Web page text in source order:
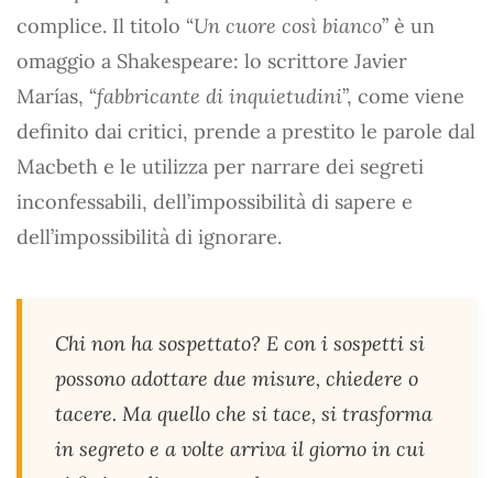
complice. Il titolo “Un cuore così bianco” è un
omaggio a Shakespeare: lo scrittore Javier
Marías, “fabbricante di inquietudini”, come viene
definito dai critici, prende a prestito le parole dal
Macbeth e le utilizza per narrare dei segreti
inconfessabili, dell’impossibilità di sapere e
dell’impossibilità di ignorare.
Chi non ha sospettato? E con i sospetti si
possono adottare due misure, chiedere o
tacere. Ma quello che si tace, si trasforma
in segreto e a volte arriva il giorno in cui